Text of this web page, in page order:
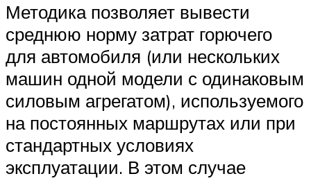
Методика позволяет вывести
среднюю норму затрат горючего
для автомобиля (или нескольких
машин одной модели с одинаковым
силовым агрегатом), используемого
на постоянных маршрутах или при
стандартных условиях
эксплуатации. В этом случае